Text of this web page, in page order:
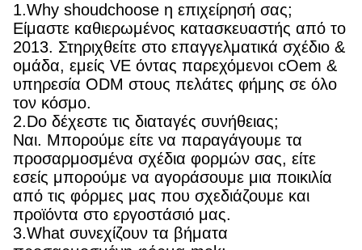
1.Why shoudchoose η επιχείρησή σας;
Είμαστε καθιερωμένος κατασκευαστής από το
2013. Στηριχθείτε στο επαγγελματικά σχέδιο &
ομάδα, εμείς VE όντας παρεχόμενοι cOem &
υπηρεσία ODM στους πελάτες φήμης σε όλο
τον κόσμο.
2.Do δέχεστε τις διαταγές συνήθειας;
Ναι. Μπορούμε είτε να παραγάγουμε τα
προσαρμοσμένα σχέδια φορμών σας, είτε
εσείς μπορούμε να αγοράσουμε μια ποικιλία
από τις φόρμες μας που σχεδιάζουμε και
προϊόντα στο εργοστάσιό μας.
3.What συνεχίζουν τα βήματα